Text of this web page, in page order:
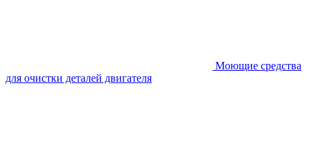
Моющие средства
для очистки деталей двигателя